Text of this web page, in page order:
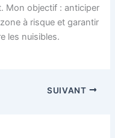
Mon objectif : anticiper
à risque et garantir
les nuisibles.
SUIVANT